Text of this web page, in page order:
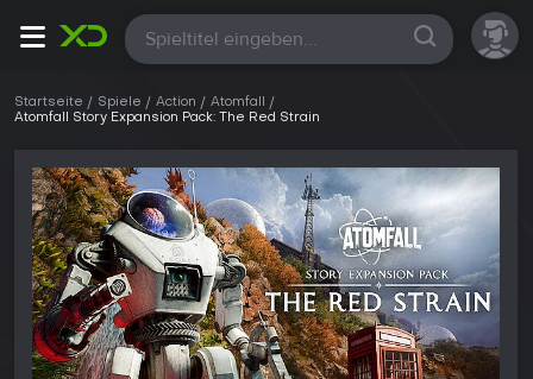
Alle
Startseite Spiele Action
Atomfall
Atomfall Story Expansion Pack: The Red Strain